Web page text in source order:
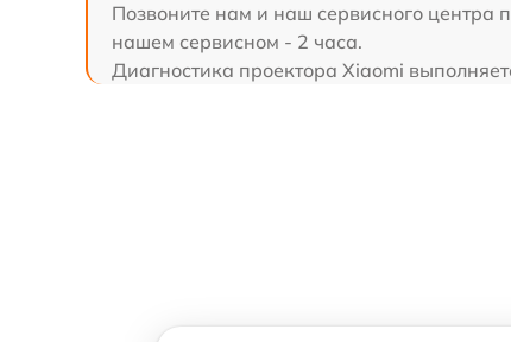
Позвоните нам и наш сервисного центра
нашем сервисном - 2 часа.
Диагностика проектора Xiaomi